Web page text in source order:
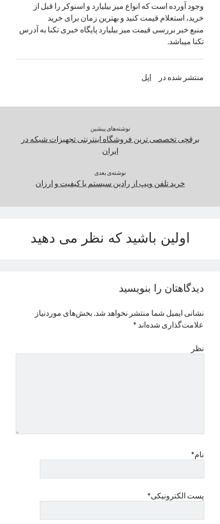
وجود آورده است که انواع میز بیلیارد و اسنوکر را قبل از
خرید، استعلام قیمت کنید و بهترین زمان برای خرید
منبع خبر بررسی قیمت میز بیلیارد پایگاه خبری تکنا به آدرس
تکنا میباشد.
منتشر شده در اپل
نوشته‌های پیشین
برقچی تخصصی ترین فروشگاه اینترنتی تجهیزات شبکه در
ایران
نوشته‌ی بعدی
خرید تلفن ویپ از رادین سیستم با کیفیت و ارزان
اولین باشید که نظر می دهید
دیدگاهتان را بنویسید
نشانی ایمیل شما منتشر نخواهد شد. بخش‌های موردنیاز
علامت‌گذاری شده‌اند *
نظر
نام*
پست الکترونیکی*